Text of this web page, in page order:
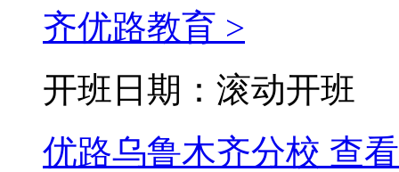
齐优路教育 >
开班日期：滚动开班
优路乌鲁木齐分校 查